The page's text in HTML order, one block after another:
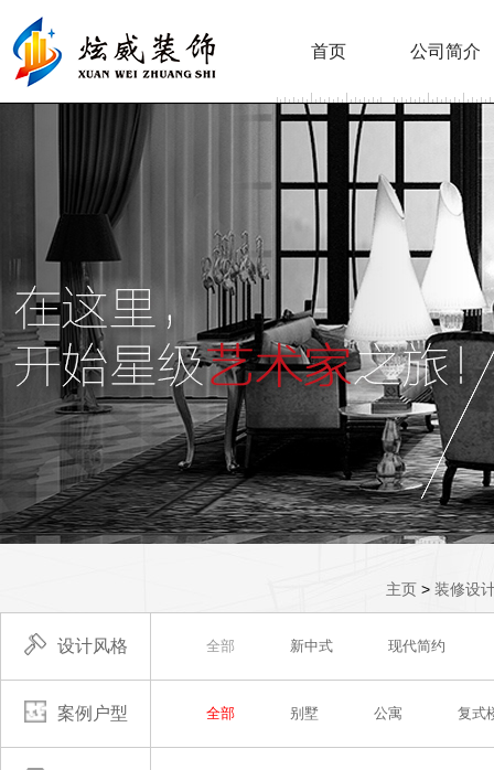
首页 公司简介
主页 > 装修设
设计风格 全部 新中式 现代简约
案例户型 全部 别墅 公寓 复式